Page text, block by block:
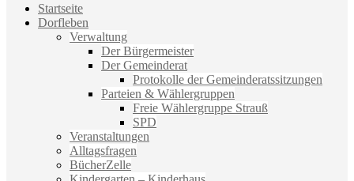
Weiter
zum
Startseite
Dorfleben
Verwaltung
Der Bürgermeister
Der Gemeinderat
Protokolle der Gemeinderatssitzungen
Parteien & Wählergruppen
Freie Wählergruppe Strauß
SPD
Veranstaltungen
Alltagsfragen
BücherZelle